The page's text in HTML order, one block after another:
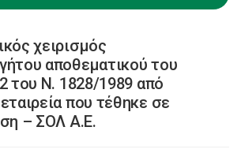
χειρισμός
αποθεματικού του
του Ν. 1828/1989 από
που τέθηκε σε
– ΣΟΛ Α.Ε.